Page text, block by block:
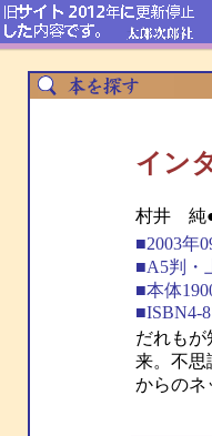
イン
村井 純
■2003年
■A5判・
■本体
■ISBN4-
だれもが
来。不思
からのネ